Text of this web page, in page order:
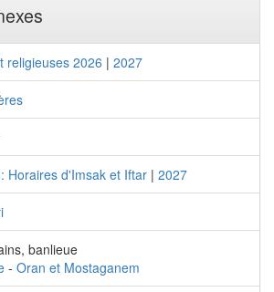
religieuses 2026 | 2027
Horaires d'Imsak et Iftar | 2027
banlieue
- Oran et Mostaganem